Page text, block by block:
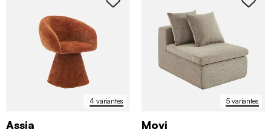
4 variantes
Assia
5 variantes
Movi